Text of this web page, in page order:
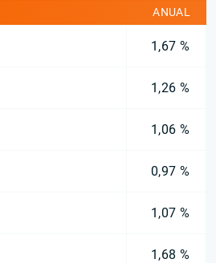
ANUAL
1,67 %
1,26 %
1,06 %
0,97 %
1,07 %
1,68 %